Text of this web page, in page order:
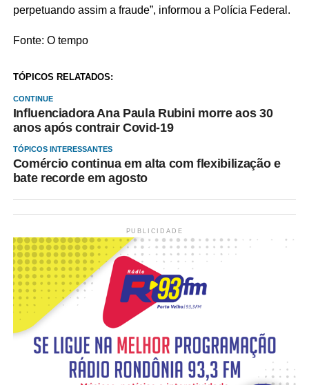
perpetuando assim a fraude”, informou a Polícia Federal.
Fonte: O tempo
TÓPICOS RELATADOS:
CONTINUE
Influenciadora Ana Paula Rubini morre aos 30
anos após contrair Covid-19
TÓPICOS INTERESSANTES
Comércio continua em alta com flexibilização e
bate recorde em agosto
PUBLICIDADE